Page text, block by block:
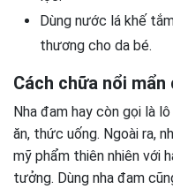
Dùng nước lá khế
thương cho da bé.
Cách chữa nổi
Nha đam hay còn gọi là
ăn, thức uống. Ngoài ra,
mỹ phẩm thiên nhiên với
tưởng. Dùng nha đam